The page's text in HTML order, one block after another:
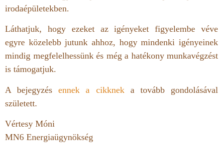
irodaépületekben.
Láthatjuk, hogy ezeket az igényeket figyelembe véve
egyre közelebb jutunk ahhoz, hogy mindenki igényeinek
mindig megfelelhessünk és még a hatékony munkavégzést
is támogatjuk.
A bejegyzésennek a cikkneka tovább gondolásával
született.
Vértesy Móni
MN6 Energiaügynökség